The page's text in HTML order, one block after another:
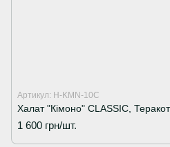
Артикул: H-KMN-10C
Халат "Кімоно" CLASSIC,
1 600 грн/шт.